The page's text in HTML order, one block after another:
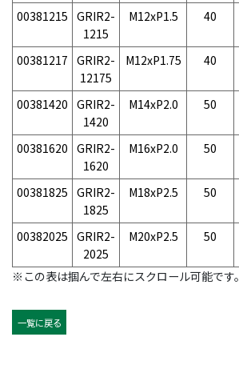
00381215 GRIR2-
1215
M12xP1.5 40
00381217 GRIR2-
12175
M12xP1.75 40
00381420 GRIR2-
1420
M14xP2.0 50
00381620 GRIR2-
1620
M16xP2.0 50
00381825 GRIR2-
1825
M18xP2.5 50
00382025 GRIR2-
2025
M20xP2.5 50
※この表は掴んで左右にスクロール可能です。
一覧に戻る